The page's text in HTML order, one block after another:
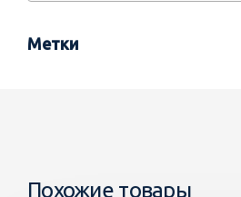
Метки
Похожие товары